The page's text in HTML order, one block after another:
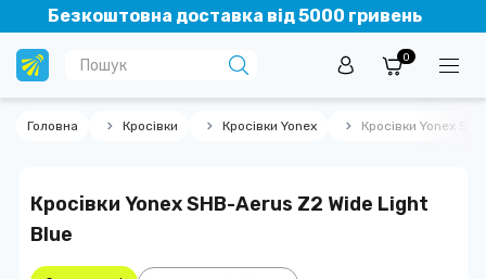
Безкоштовна доставка від 5000 гривень
0
Головна Кросівки Кросівки Yonex Кросівки Yonex
Кросівки Yonex SHB-Aerus Z2 Wide Light
Blue